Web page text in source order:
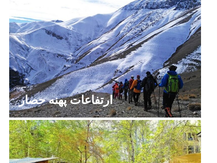
ارتفاعات پهنه حصار